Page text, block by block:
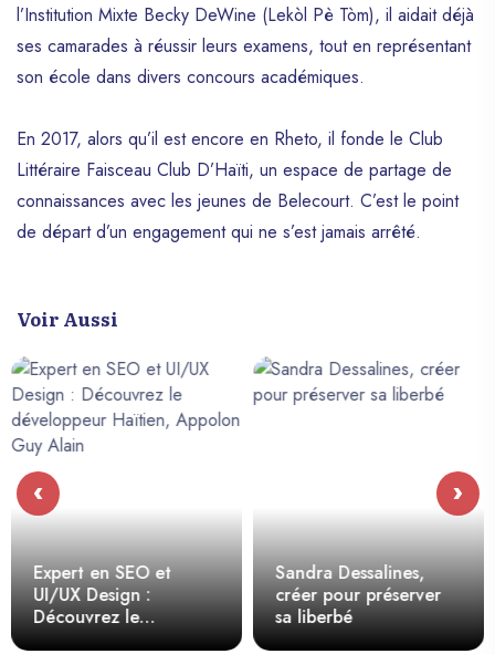
l’Institution Mixte Becky DeWine (Lekòl Pè Tòm), il aidait déjà
ses camarades à réussir leurs examens, tout en représentant
son école dans divers concours académiques.
En 2017, alors qu’il est encore en Rheto, il fonde le Club
Littéraire Faisceau Club D’Haïti, un espace de partage de
connaissances avec les jeunes de Belecourt. C’est le point
de départ d’un engagement qui ne s’est jamais arrêté.
Voir Aussi
Expert en SEO et
UI/UX Design :
Découvrez le
développeur Haïtien,
Sandra Dessalines,
créer pour préserver
sa liberbé
‹ ›